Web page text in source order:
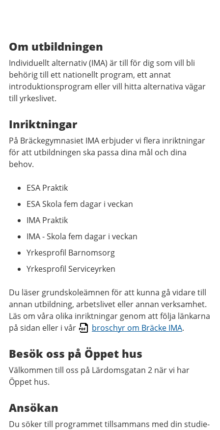
Om utbildningen
Individuellt alternativ (IMA) är till för dig som vill bli
behörig till ett nationellt program, ett annat
introduktionsprogram eller vill hitta alternativa vägar
till yrkeslivet.
Inriktningar
På Bräckegymnasiet IMA erbjuder vi flera inriktningar
för att utbildningen ska passa dina mål och dina
behov.
ESA Praktik
ESA Skola fem dagar i veckan
IMA Praktik
IMA - Skola fem dagar i veckan
Yrkesprofil Barnomsorg
Yrkesprofil Serviceyrken
Du läser grundskoleämnen för att kunna gå vidare till
annan utbildning, arbetslivet eller annan verksamhet.
Läs om våra olika inriktningar genom att följa länkarna
på sidan eller i vår
broschyr om Bräcke IMA.
Besök oss på Öppet hus
Välkommen till oss på Lärdomsgatan 2 när vi har
Öppet hus.
Ansökan
Du söker till programmet tillsammans med din studie-